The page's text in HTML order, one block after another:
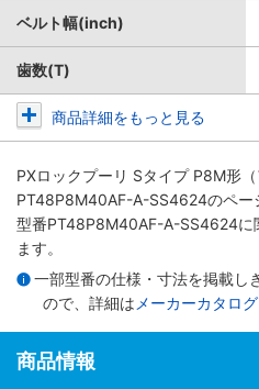
ベルト幅(inch)
歯数(T)
商品詳細をもっと見る
PXロックプーリ Sタイプ P8M形（
PT48P8M40AF-A-SS4624のペー
型番PT48P8M40AF-A-SS4624に
ます。
一部型番の仕様・寸法を掲載し
ので、詳細は メーカーカタログ
商品情報